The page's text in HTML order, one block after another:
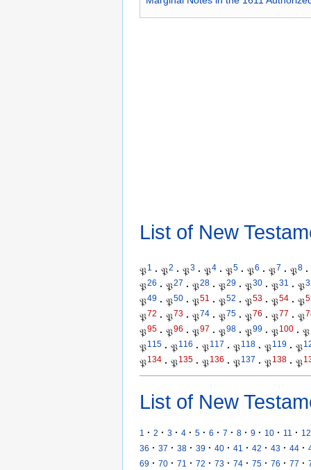
List of New
𝔓1 · 𝔓2 · 𝔓3 · 𝔓4 · 𝔓5 · 𝔓6 · 𝔓7 · 𝔓8 ·
𝔓26 · 𝔓27 · 𝔓28 · 𝔓29 · 𝔓30 · 𝔓31 · 𝔓
𝔓49 · 𝔓50 · 𝔓51 · 𝔓52 · 𝔓53 · 𝔓54 · 𝔓
𝔓72 · 𝔓73 · 𝔓74 · 𝔓75 · 𝔓76 · 𝔓77 · 𝔓
𝔓95 · 𝔓96 · 𝔓97 · 𝔓98 · 𝔓99 · 𝔓100 · 𝔓
𝔓115 · 𝔓116 · 𝔓117 · 𝔓118 · 𝔓119 · 𝔓
𝔓134 · 𝔓135 · 𝔓136 · 𝔓137 · 𝔓138 · 𝔓
List of New
1 · 2 · 3 · 4 · 5 · 6 · 7 · 8 · 9 · 10 · 11 · 12
36 · 37 · 38 · 39 · 40 · 41 · 42 · 43 · 44 ·
69 · 70 · 71 · 72 · 73 · 74 · 75 · 76 · 77 ·